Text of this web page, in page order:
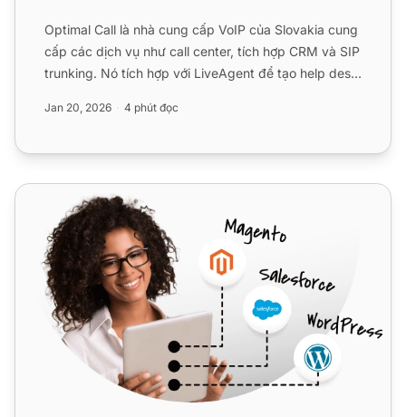
Optimal Call là nhà cung cấp VoIP của Slovakia cung
cấp các dịch vụ như call center, tích hợp CRM và SIP
trunking. Nó tích hợp với LiveAgent để tạo help desk
Jan 20, 2026 4 phút đọc
TelcaVoIP